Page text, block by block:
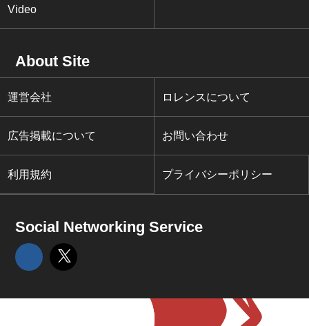
Video
About Site
運営会社 ロレンスについて
広告掲載について お問い合わせ
利用規約 プライバシーポリシー
Social Networking Service